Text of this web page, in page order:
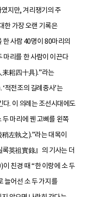
지만, 겨리쟁기의 주
한 가장 오랜 기록은
한 사람 40명이 80마리의
마리를 한 사람이 이끈다
耜四十具).”라는
적전조의 길례중사’는
다. 이 의례는 조선시대에도
마리에 꿴 고삐를 왼쪽
左執之).”라는 대목이
英祖實錄』의 기사는 더
친경 때 “한 이랑에 소 두
늘어선 소 두 가지를